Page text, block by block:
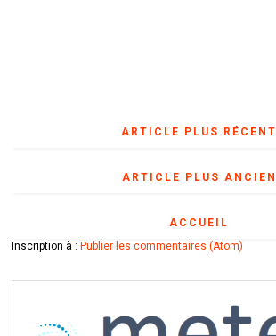
ARTICLE PLUS RÉCENT
ARTICLE PLUS ANCIEN
ACCUEIL
Inscription à : Publier les commentaires (Atom)